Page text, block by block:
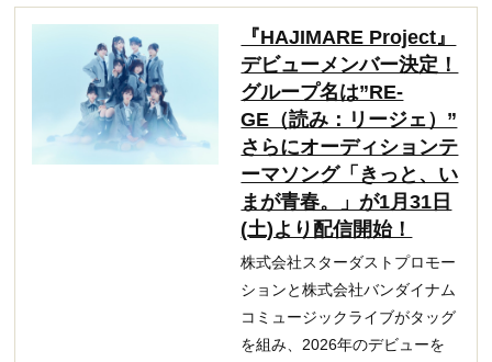
『HAJIMARE Project』
デビューメンバー決定！
グループ名は”RE-
GE（読み：リージェ）”
さらにオーディションテ
ーマソング「きっと、い
まが青春。」が1月31日
(土)より配信開始！
株式会社スターダストプロモー
ションと株式会社バンダイナム
コミュージックライブがタッグ
を組み、2026年のデビューを